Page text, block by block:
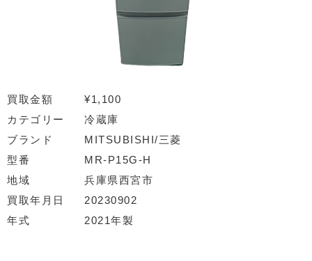
買取金額
¥1,100
カテゴリー
冷蔵庫
ブランド
MITSUBISHI/三菱
型番
MR-P15G-H
地域
兵庫県西宮市
買取年月日
20230902
年式
2021年製